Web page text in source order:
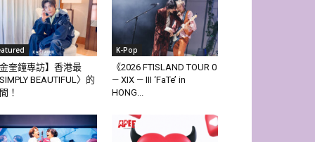
金奎鐘專訪】香港最
SIMPLY BEAUTIFUL〉的
！
K-Pop
《2026 FTISLAND TOUR 0
— XIX — III ‘FaTe’ in
HONG...